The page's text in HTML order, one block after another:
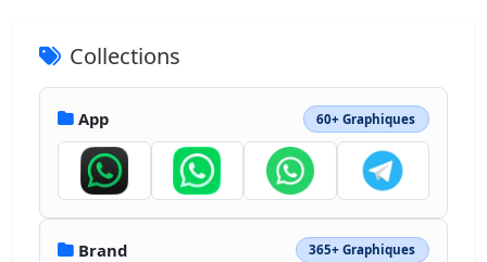
Collections
App 60+ Graphiques
Brand 365+ Graphiques